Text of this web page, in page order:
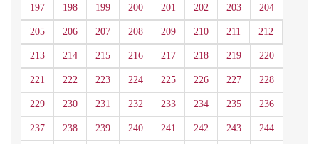
197 198 199 200 201 202 203 204
205 206 207 208 209 210 211 212
213 214 215 216 217 218 219 220
221 222 223 224 225 226 227 228
229 230 231 232 233 234 235 236
237 238 239 240 241 242 243 244